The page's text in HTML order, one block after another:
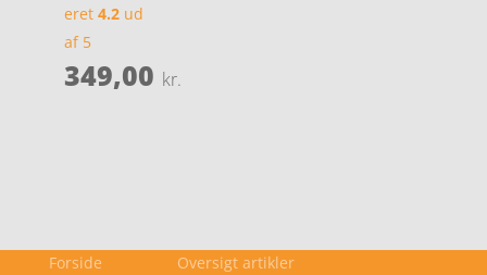
eret 4.2ud
af 5
349,00 kr.
Forside
Oversigt artikler